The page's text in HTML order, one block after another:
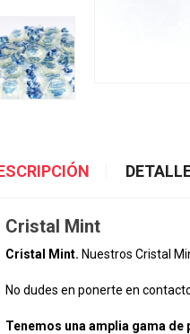
Cristal Mint
Cristal Mint. Nuestros Cristal
No dudes en ponerte en
Tenemos una amplia gama de